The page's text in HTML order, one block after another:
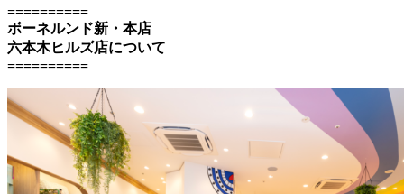
==========
ボーネルンド新・本店
六本木ヒルズ店について
==========